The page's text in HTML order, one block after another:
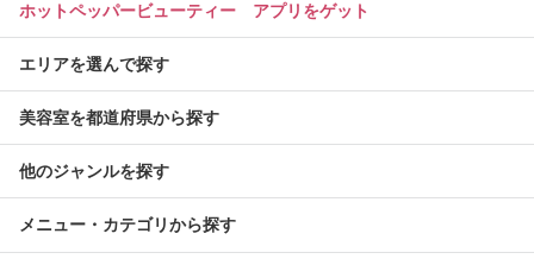
ホットペッパービューティー アプリをゲット
エリアを選んで探す
美容室を都道府県から探す
他のジャンルを探す
メニュー・カテゴリから探す